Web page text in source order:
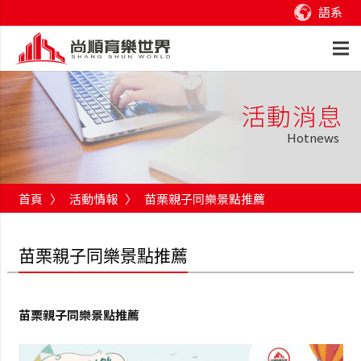
語系
活動消息
Hotnews
首頁 〉 活動情報 〉 苗栗親子同樂景點推薦
苗栗親子同樂景點推薦
苗栗親子同樂景點推薦